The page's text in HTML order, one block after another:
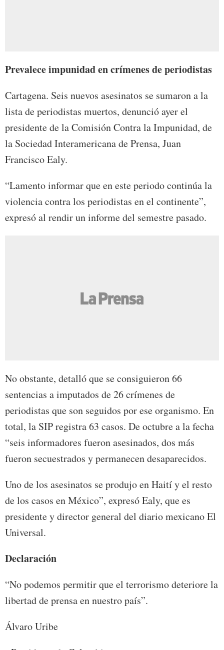
Prevalece impunidad en crímenes de periodistas
Cartagena. Seis nuevos asesinatos se sumaron a la
lista de periodistas muertos, denunció ayer el
presidente de la Comisión Contra la Impunidad, de
la Sociedad Interamericana de Prensa, Juan
Francisco Ealy.
“Lamento informar que en este periodo continúa la
violencia contra los periodistas en el continente”,
expresó al rendir un informe del semestre pasado.
No obstante, detalló que se consiguieron 66
sentencias a imputados de 26 crímenes de
periodistas que son seguidos por ese organismo. En
total, la SIP registra 63 casos. De octubre a la fecha
“seis informadores fueron asesinados, dos más
fueron secuestrados y permanecen desaparecidos.
Uno de los asesinatos se produjo en Haití y el resto
de los casos en México”, expresó Ealy, que es
presidente y director general del diario mexicano El
Universal.
Declaración
“No podemos permitir que el terrorismo deteriore la
libertad de prensa en nuestro país”.
Álvaro Uribe